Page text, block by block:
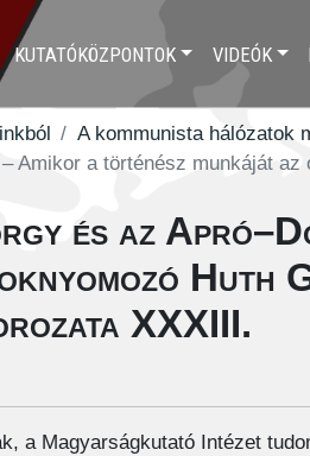
KUTATÓKÖZPONTOK VIDEÓK
A kommunista hálózatok
Amikor a történész munkáját
és az
XXXIII.
a Magyarságkutató Intézet